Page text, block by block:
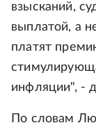
взысканий,
выплатой, а
платят
инфляции", -
По словам